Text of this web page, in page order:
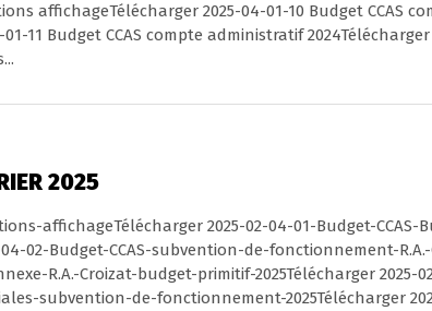
affichageTélécharger 2025-04-01-10 Budget CCAS
11 Budget CCAS compte administratif 2024Télécharger
2025
affichageTélécharger 2025-02-04-01-Budget-CCAS-
04-02-Budget-CCAS-subvention-de-fonctionnement-
R.A.-Croizat-budget-primitif-2025Télécharger 2025-
subvention-de-fonctionnement-2025Télécharger